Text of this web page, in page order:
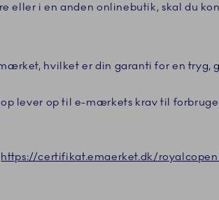
eller i en anden onlinebutik, skal du
hvilket er din garanti for en tryg,
lever op til e-mærkets krav til
https://certifikat.emaerket.dk/